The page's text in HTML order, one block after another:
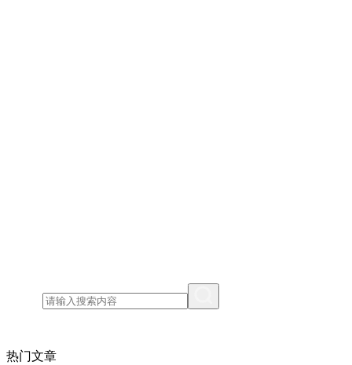
热门文章